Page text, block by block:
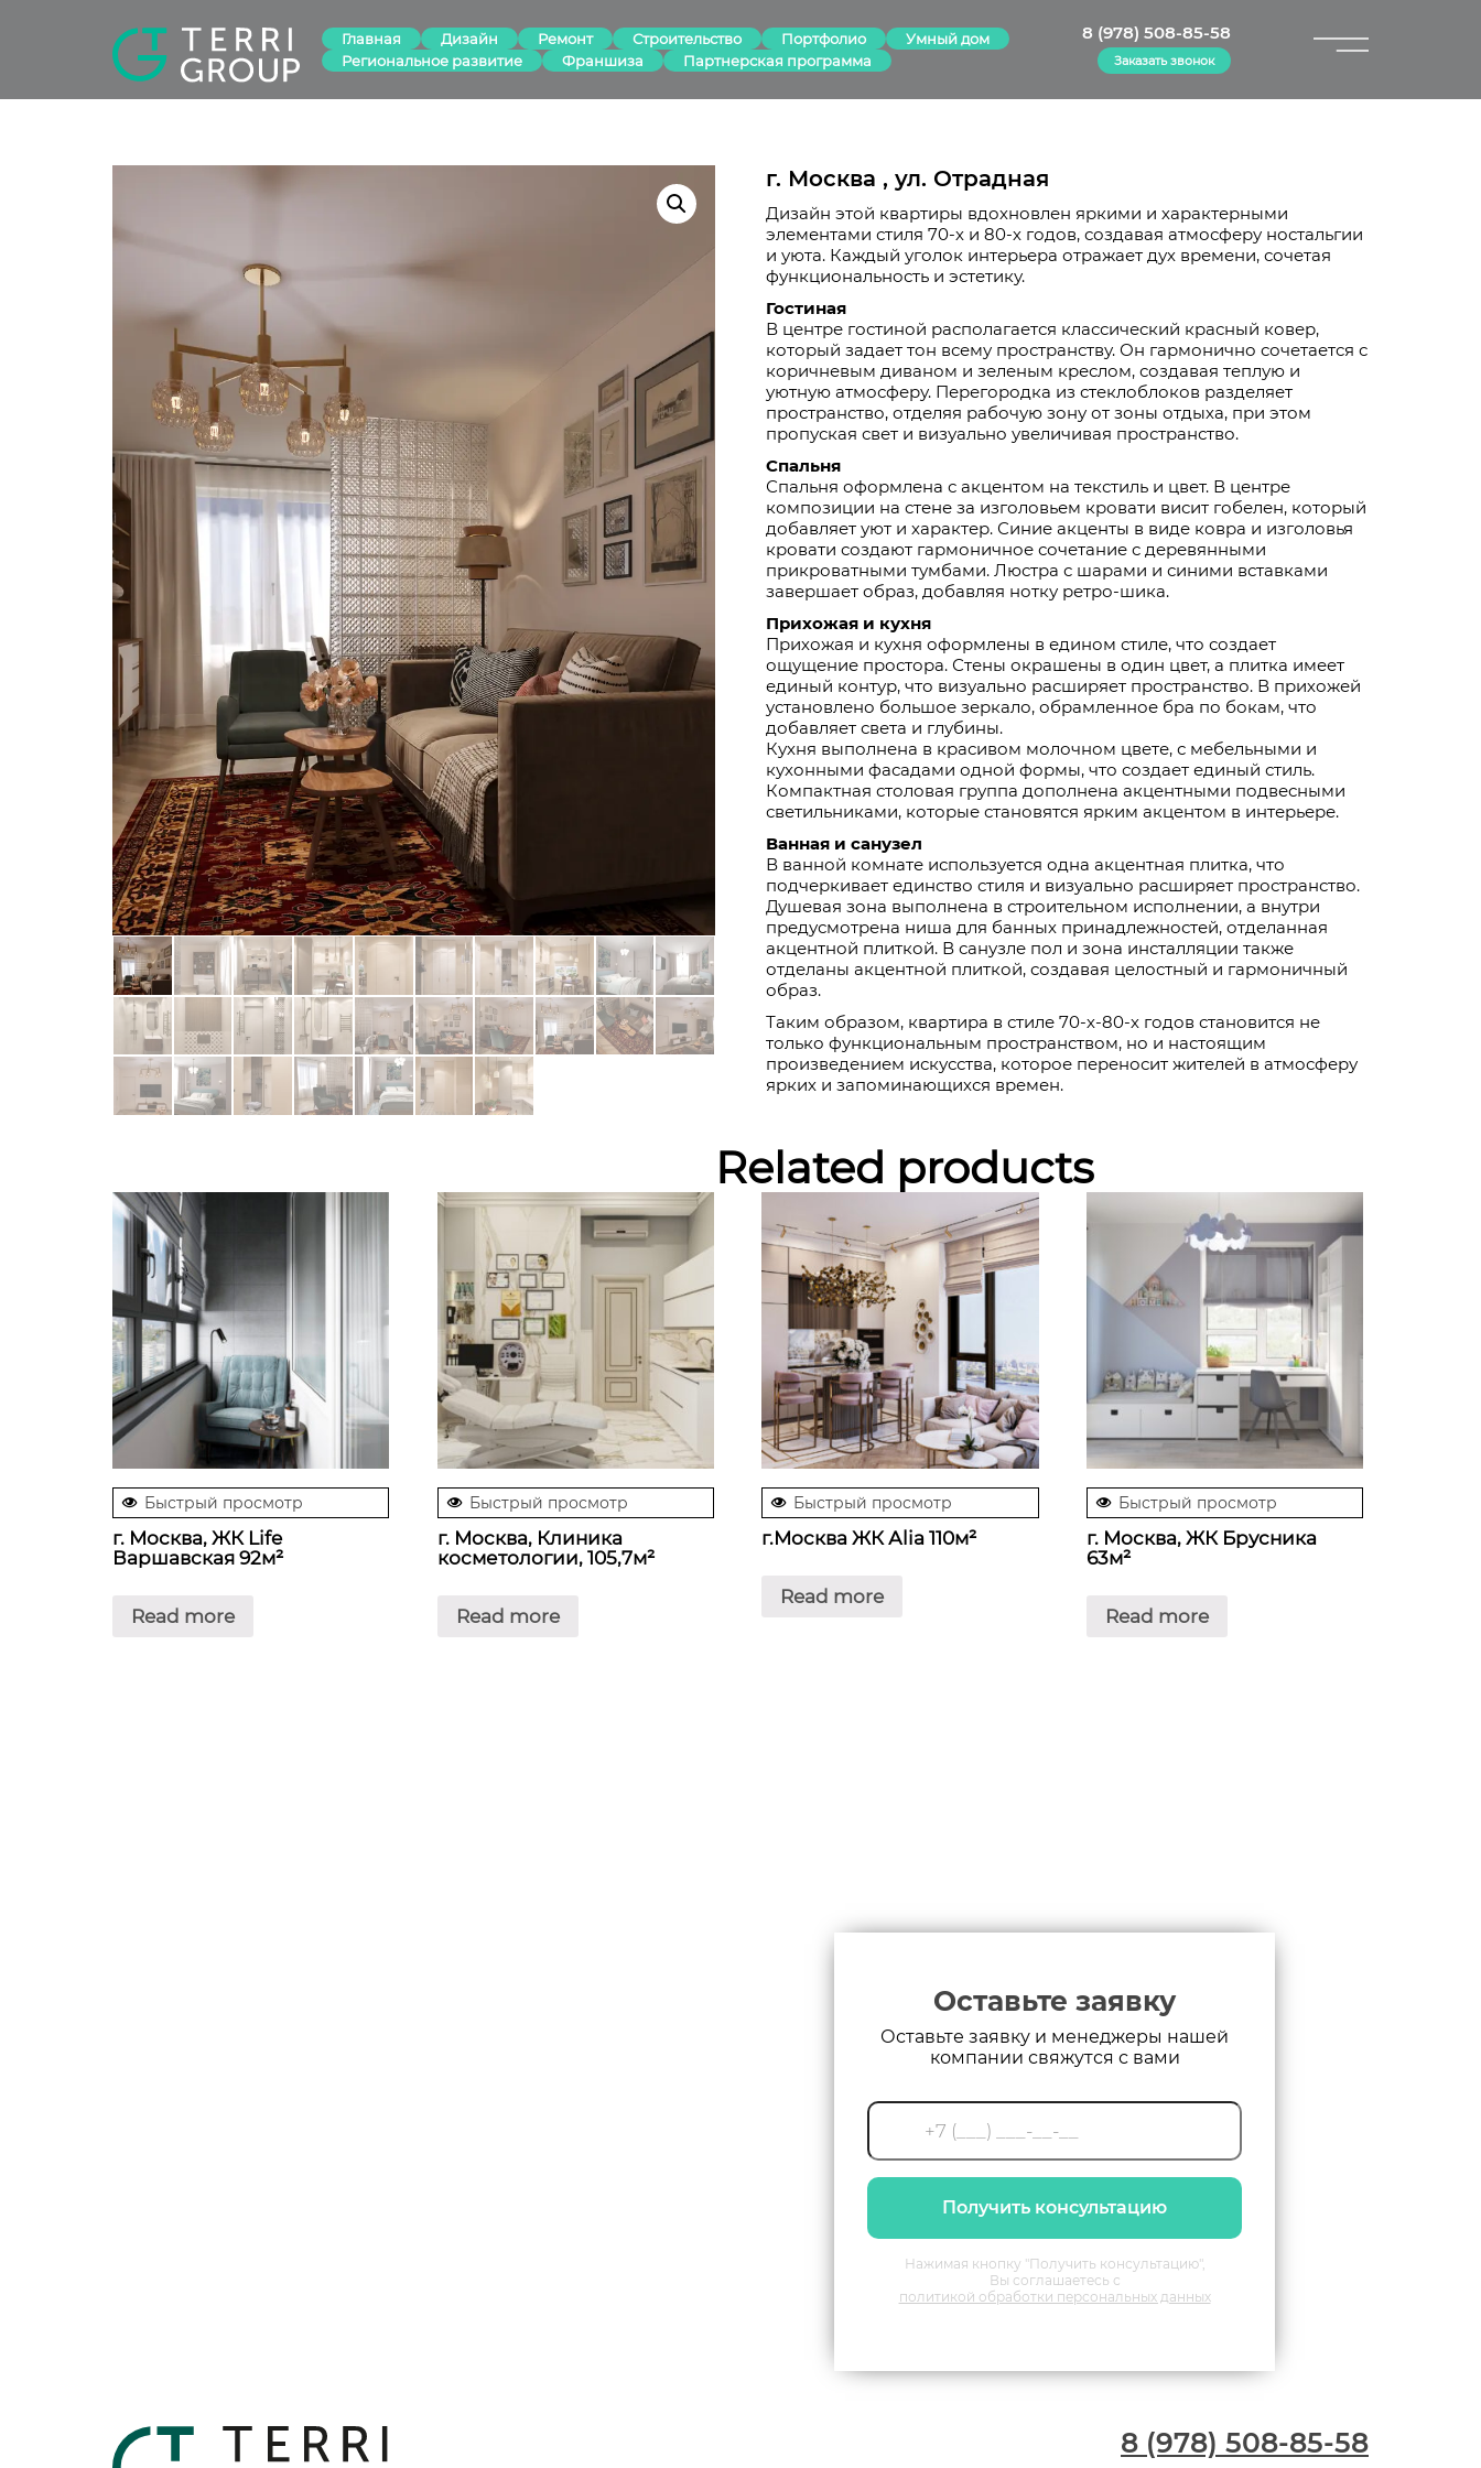
×
Главная Дизайн Ремонт Строительство Портфолио
Умный дом
Региональное развитие
Франшиза Партнерская программа
8 (978) 508-85-58
Заказать звонок
г. Москва , ул. Отрадная
Дизайн этой квартиры вдохновлен яркими и характерными
элементами стиля 70-х и 80-х годов, создавая атмосферу ностальгии
и уюта. Каждый уголок интерьера отражает дух времени, сочетая
функциональность и эстетику.
Гостиная
В центре гостиной располагается классический красный ковер,
который задает тон всему пространству. Он гармонично сочетается с
коричневым диваном и зеленым креслом, создавая теплую и
уютную атмосферу. Перегородка из стеклоблоков разделяет
пространство, отделяя рабочую зону от зоны отдыха, при этом
пропуская свет и визуально увеличивая пространство.
Спальня
Спальня оформлена с акцентом на текстиль и цвет. В центре
композиции на стене за изголовьем кровати висит гобелен, который
добавляет уют и характер. Синие акценты в виде ковра и изголовья
кровати создают гармоничное сочетание с деревянными
прикроватными тумбами. Люстра с шарами и синими вставками
завершает образ, добавляя нотку ретро-шика.
Прихожая и кухня
Прихожая и кухня оформлены в едином стиле, что создает
ощущение простора. Стены окрашены в один цвет, а плитка имеет
единый контур, что визуально расширяет пространство. В прихожей
установлено большое зеркало, обрамленное бра по бокам, что
добавляет света и глубины.
Кухня выполнена в красивом молочном цвете, с мебельными и
кухонными фасадами одной формы, что создает единый стиль.
Компактная столовая группа дополнена акцентными подвесными
светильниками, которые становятся ярким акцентом в интерьере.
Ванная и санузел
В ванной комнате используется одна акцентная плитка, что
подчеркивает единство стиля и визуально расширяет пространство.
Душевая зона выполнена в строительном исполнении, а внутри
предусмотрена ниша для банных принадлежностей, отделанная
акцентной плиткой. В санузле пол и зона инсталляции также
отделаны акцентной плиткой, создавая целостный и гармоничный
образ.
Таким образом, квартира в стиле 70-х-80-х годов становится не
только функциональным пространством, но и настоящим
произведением искусства, которое переносит жителей в атмосферу
ярких и запоминающихся времен.
Related products
Быстрый просмотр
г. Москва, ЖК Life
Варшавская 92м²
Read more
Быстрый просмотр
г. Москва, Клиника
косметологии, 105,7м²
Read more
Быстрый просмотр
г.Москва ЖК Аlia 110м²
Read more
Быстрый просмотр
г. Москва, ЖК Брусника
63м²
Read more
Оставьте заявку
Оставьте заявку и менеджеры нашей
компании свяжутся с вами
Получить консультацию
Нажимая кнопку "Получить консультацию",
Вы соглашаетесь с
политикой обработки персональных данных
8 (978) 508-85-58